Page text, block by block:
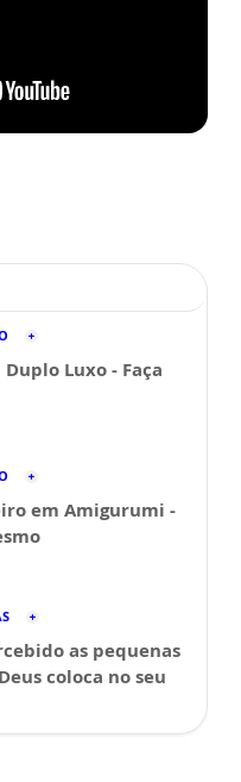
Luxo - Faça
em Amigurumi -
as pequenas
coloca no seu